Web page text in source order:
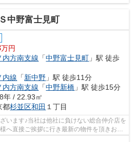
中野富士見町
万円
内方南支線 「中野富士見町 」駅 徒歩
内線 「新中野 」駅 徒歩11分
内方南支線 「中野新橋 」駅 徒歩15分
年 / 22.93㎡
都杉並区和田 １丁目
います♪当社は他社に負けない総合仲介店を
へ直接ご挨拶に行き最新の物件を頂きお客
報は...